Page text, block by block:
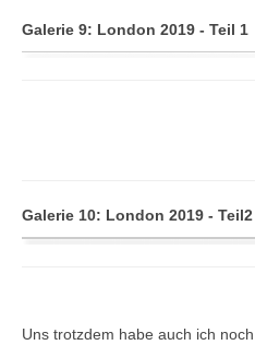
Galerie 9: London 2019 - Teil 1
Galerie 10: London 2019 - Teil2
Uns trotzdem habe auch ich